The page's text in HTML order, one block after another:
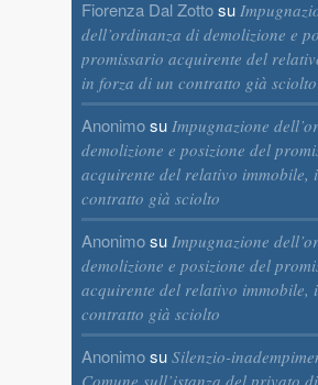
Fiorenza Dal Zottosu
dell’ordinanza di demolizione e
promissario acquirente del
in forza di un contratto già sciolto
Anonimosu Impugnazione
demolizione e posizione del
acquirente del relativo immobile,
contratto già sciolto
Anonimosu Impugnazione
demolizione e posizione del
acquirente del relativo immobile,
contratto già sciolto
Anonimosu Silenzio-